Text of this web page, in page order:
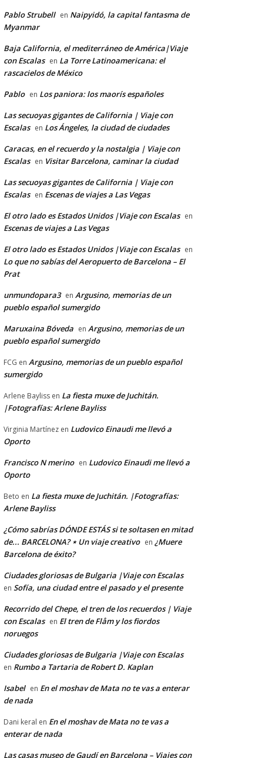
Pablo Strubell en Naipyidó, la capital fantasma de
Myanmar
Baja California, el mediterráneo de América|Viaje
con Escalas en La Torre Latinoamericana: el
rascacielos de México
Pablo en Los paniora: los maorís españoles
Las secuoyas gigantes de California | Viaje con
Escalas en Los Ángeles, la ciudad de ciudades
Caracas, en el recuerdo y la nostalgia | Viaje con
Escalas en Visitar Barcelona, caminar la ciudad
Las secuoyas gigantes de California | Viaje con
Escalas en Escenas de viajes a Las Vegas
El otro lado es Estados Unidos |Viaje con Escalas en
Escenas de viajes a Las Vegas
El otro lado es Estados Unidos |Viaje con Escalas en
Lo que no sabías del Aeropuerto de Barcelona – El
Prat
unmundopara3 en Argusino, memorias de un
pueblo español sumergido
Maruxaina Bóveda en Argusino, memorias de un
pueblo español sumergido
FCG en Argusino, memorias de un pueblo español
sumergido
Arlene Bayliss en La fiesta muxe de Juchitán.
|Fotografías: Arlene Bayliss
Virginia Martínez en Ludovico Einaudi me llevó a
Oporto
Francisco N merino en Ludovico Einaudi me llevó a
Oporto
Beto en La fiesta muxe de Juchitán. |Fotografías:
Arlene Bayliss
¿Cómo sabrías DÓNDE ESTÁS si te soltasen en mitad
de... BARCELONA? ⋆ Un viaje creativo en ¿Muere
Barcelona de éxito?
Ciudades gloriosas de Bulgaria |Viaje con Escalas
en Sofía, una ciudad entre el pasado y el presente
Recorrido del Chepe, el tren de los recuerdos | Viaje
con Escalas en El tren de Flåm y los fiordos
noruegos
Ciudades gloriosas de Bulgaria |Viaje con Escalas
en Rumbo a Tartaria de Robert D. Kaplan
Isabel en En el moshav de Mata no te vas a enterar
de nada
Dani keral en En el moshav de Mata no te vas a
enterar de nada
Las casas museo de Gaudí en Barcelona – Viajes con